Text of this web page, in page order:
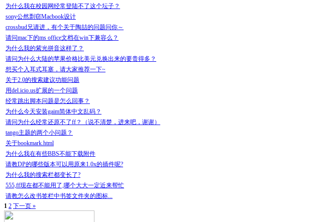
为什么我在校园网经常登陆不了这个坛子？
sony公然剽窃Macbook设计
crossbud兄请进，有个关于陶喆的问题问你～
请问mac下的ms office文档在win下兼容么？
为什么我的紫光拼音这样了？
请问为什么大陆的苹果价格比美元兑换出来的要贵得多？
想买个入耳式耳塞，请大家推荐一下~
关于2.0的搜索建议功能问题
用del.icio.us扩展的一个问题
经常跳出脚本问题是怎么回事？
为什么今天安装gaim简体中文乱码？
请问为什么经常还原不了ff？（说不清楚，进来吧，谢谢）
tango主题的两个小问题？
关于bookmark.html
为什么我在有些BBS不能下载附件
请教DP的哪些版本可以用原来1.0x的插件呢?
为什么我的搜索栏都变长了?
555,ff现在都不能用了,哪个大大一定近来帮忙
请教怎么改书签栏中书签文件夹的图标...
1 2 下一页 »